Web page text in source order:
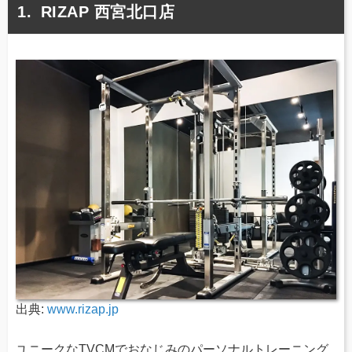
RIZAP 西宮北口店
出典: www.rizap.jp
ユニークなTVCMでおなじみのパーソナルトレーニング